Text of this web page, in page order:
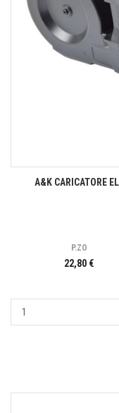
A&K CARICATORE
P.ZO
22,80 €